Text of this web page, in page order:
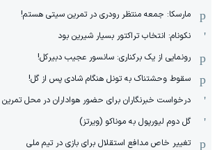
مارسکا: جمعه منتظر رودری در تمرین سیتی هستم!
نکونام: انتخاب تراکتور بسیار شیرین بود
رونمایی از یک برکناری: سانسور عجیب دبیرکل!
سقوط وحشتناک به تونل هنگام شادی پس از گل!
درخواست خبرنگاران برای حضور هواداران در محل تمرین
گل دوم لیورپول به موناکو (ویرتز)
تغییر خاص مدافع استقلال برای بازی در تیم ملی